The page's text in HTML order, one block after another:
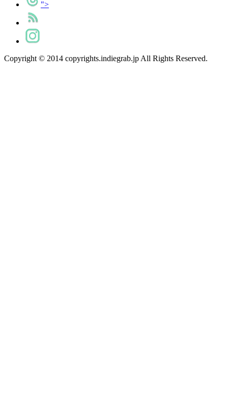
">
Copyright © 2014 copyrights.indiegrab.jp All Rights Reserved.